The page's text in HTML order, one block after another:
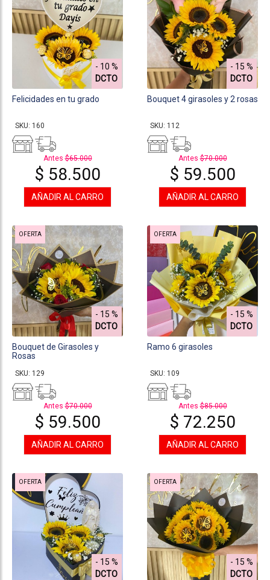
- 10 %
DCTO
Felicidades en tu grado
SKU: 160
Antes$65.000
$ 58.500
AÑADIR AL CARRO
- 15 %
DCTO
Bouquet 4 girasoles y 2 rosas
SKU: 112
Antes$70.000
$ 59.500
AÑADIR AL CARRO
OFERTA
- 15 %
DCTO
Bouquet de Girasoles y
Rosas
SKU: 129
Antes$70.000
$ 59.500
AÑADIR AL CARRO
OFERTA
- 15 %
DCTO
Ramo 6 girasoles
SKU: 109
Antes$85.000
$ 72.250
AÑADIR AL CARRO
OFERTA
- 15 %
DCTO
OFERTA
- 15 %
DCTO